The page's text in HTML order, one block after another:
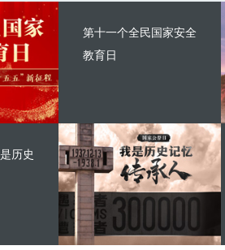
第十一个全民国家安全
教育日
历史